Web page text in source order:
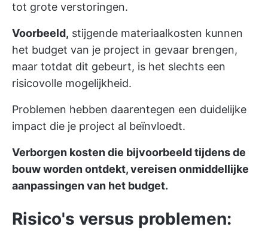
tot grote verstoringen.
Voorbeeld, stijgende materiaalkosten kunnen
het budget van je project in gevaar brengen,
maar totdat dit gebeurt, is het slechts een
risicovolle mogelijkheid.
Problemen hebben daarentegen een duidelijke
impact die je project al beïnvloedt.
Verborgen kosten die bijvoorbeeld tijdens de
bouw worden ontdekt, vereisen onmiddellijke
aanpassingen van het budget.
Risico's versus problemen: